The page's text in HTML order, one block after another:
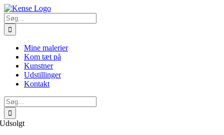
Skip
to
content
Søg
efter:
Mine malerier
Kom tæt på
Kunstner
Udstillinger
Kontakt
Søg
efter:
Udsolgt